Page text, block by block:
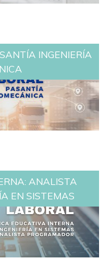
INGENIERÍA
ANALISTA
EN SISTEMAS